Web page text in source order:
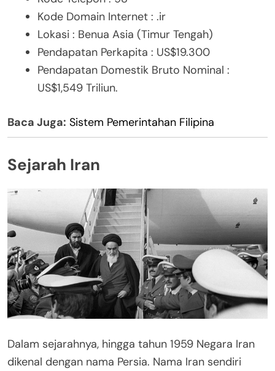
Kode Domain Internet : .ir
Lokasi : Benua Asia (Timur Tengah)
Pendapatan Perkapita : US$19.300
Pendapatan Domestik Bruto Nominal :
US$1,549 Triliun.
Baca Juga: Sistem Pemerintahan Filipina
Sejarah Iran
Dalam sejarahnya, hingga tahun 1959 Negara Iran
dikenal dengan nama Persia. Nama Iran sendiri